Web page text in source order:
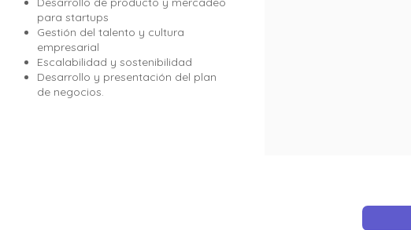
para startups
Gestión del talento y cultura
empresarial
Escalabilidad y sostenibilidad
Desarrollo y presentación del plan
de negocios.